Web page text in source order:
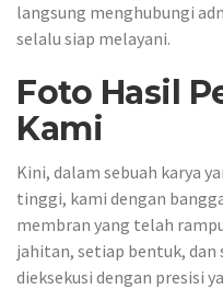
langsung menghubungi
selalu siap melayani.
Foto Hasil
Kami
Kini, dalam sebuah karya
tinggi, kami dengan
membran yang telah
jahitan, setiap bentuk,
dieksekusi dengan presisi